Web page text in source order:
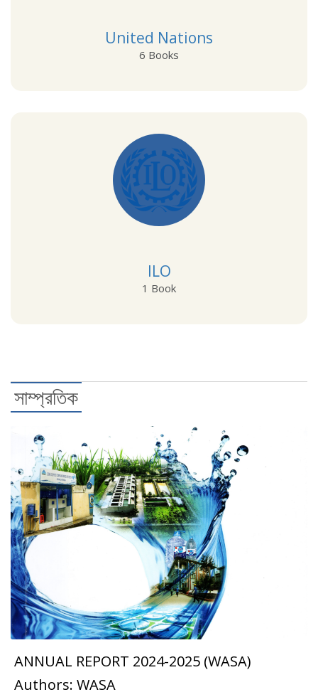
United Nations
6 Books
View Details
ILO
1 Book
View Details
সাম্প্রতিক
ANNUAL REPORT 2024-2025 (WASA)
Authors: WASA